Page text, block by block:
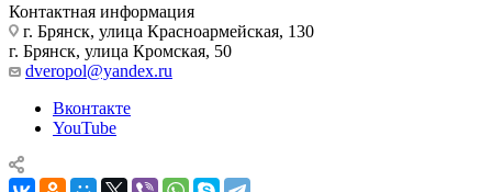
Контактная информация
г. Брянск, улица Красноармейская, 130
г. Брянск, улица Кромская, 50
dveropol@yandex.ru
Вконтакте
YouTube